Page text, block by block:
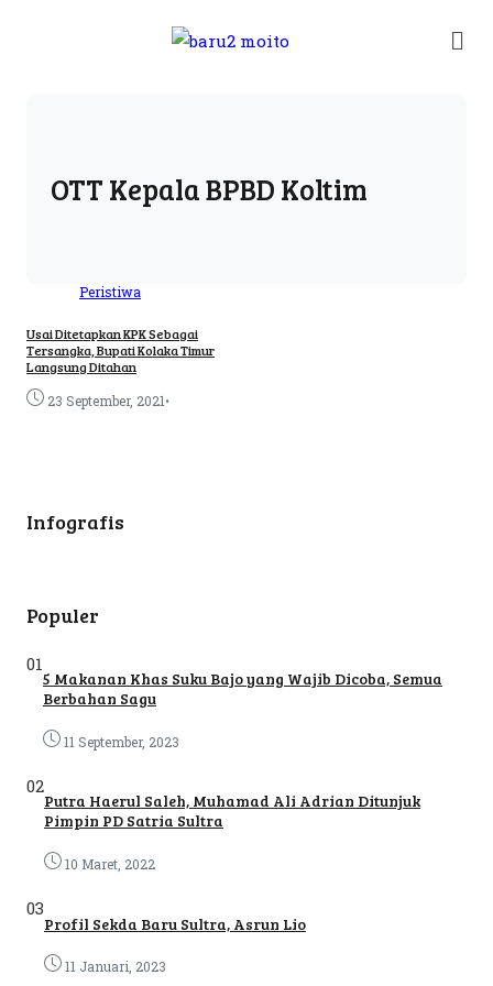
OTT Kepala BPBD Koltim
Peristiwa
Usai Ditetapkan KPK Sebagai
Tersangka, Bupati Kolaka Timur
Langsung Ditahan
23 September, 2021•
Infografis
Populer
01
5 Makanan Khas Suku Bajo yang Wajib Dicoba, Semua
Berbahan Sagu
11 September, 2023
02
Putra Haerul Saleh, Muhamad Ali Adrian Ditunjuk
Pimpin PD Satria Sultra
10 Maret, 2022
03
Profil Sekda Baru Sultra, Asrun Lio
11 Januari, 2023